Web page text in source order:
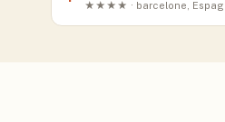
★★★★ · barcelone,